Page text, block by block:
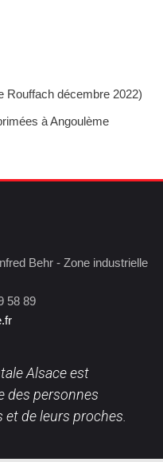
Rouffach décembre 2022)
à Angoulème
Behr - Zone industrielle
58 89
Alsace est
des personnes
de leurs proches.